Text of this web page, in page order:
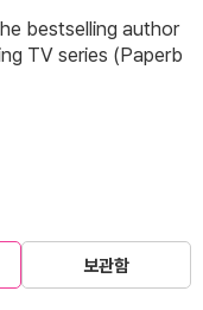
bestselling author
TV series (Paperb
보관함